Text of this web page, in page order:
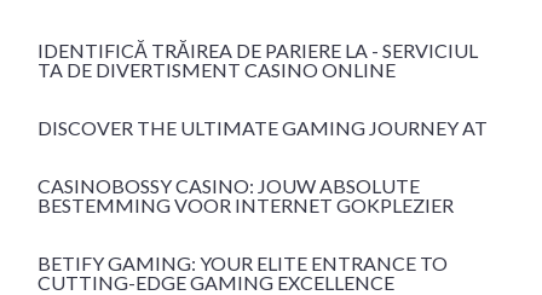
IDENTIFICĂ TRĂIREA DE PARIERE LA - SERVICIUL
TA DE DIVERTISMENT CASINO ONLINE
DISCOVER THE ULTIMATE GAMING JOURNEY AT
CASINOBOSSY CASINO: JOUW ABSOLUTE
BESTEMMING VOOR INTERNET GOKPLEZIER
BETIFY GAMING: YOUR ELITE ENTRANCE TO
CUTTING-EDGE GAMING EXCELLENCE